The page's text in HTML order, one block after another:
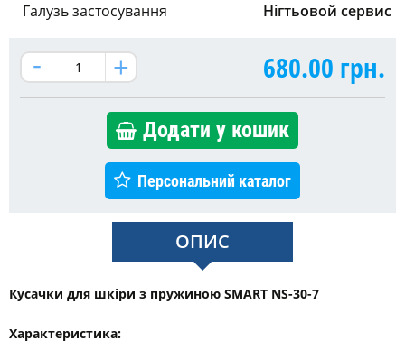
Галузь застосування
Нігтьовой сервис
680.00 грн.
Додати у кошик
Персональний каталог
ОПИС
Кусачки для шкіри з пружиною SMART NS-30-7
Характеристика: